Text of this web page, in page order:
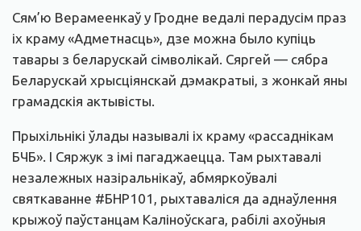
Сям’ю Верамеенкаў у Гродне ведалі перадусім праз
іх краму «Адметнасць», дзе можна было купіць
тавары з беларускай сімволікай. Сяргей — сябра
Беларускай хрысціянскай дэмакратыі, з жонкай яны
грамадскія актывісты.
Прыхільнікі ўлады называлі іх краму «рассаднікам
БЧБ». І Сяржук з імі пагаджаецца. Там рыхтавалі
незалежных назіральнікаў, абмяркоўвалі
святкаванне #БНР101, рыхтаваліся да аднаўлення
крыжоў паўстанцам Каліноўскага, рабілі ахоўныя